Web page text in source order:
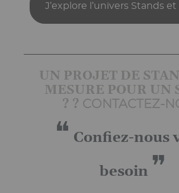
J’explore l’univers Stands
UN PROJET DE
MESURE POUR UN
? ? CONTACTEZ-
❝ Confiez-nous
besoin ❞